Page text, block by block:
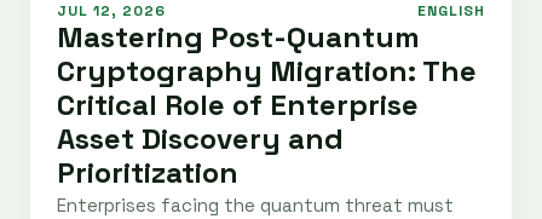
JUL 12, 2026 ENGLISH
Mastering Post-Quantum
Cryptography Migration: The
Critical Role of Enterprise
Asset Discovery and
Prioritization
Enterprises facing the quantum threat must